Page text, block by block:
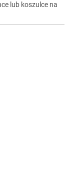
lub koszulce na